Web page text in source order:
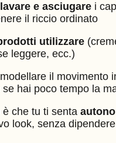
lavare e asciugarei
il riccio ordinato
utilizzare
leggere, ecc.)
il movimento
se hai poco tempo la
è che tu ti senta
look, senza